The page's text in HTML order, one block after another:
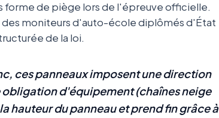
forme de piège lors de l'épreuve officielle.
moniteurs d'auto-école diplômés d'État
de la loi.
ces panneaux imposent une direction
d'équipement (chaînes neige
hauteur du panneau et prend fin grâce à